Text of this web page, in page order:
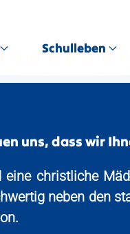
Schulleben
uns, dass wir
eine christliche
neben den